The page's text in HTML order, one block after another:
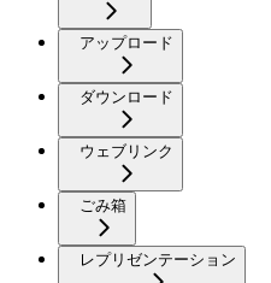
アップロード
ダウンロード
ウェブリンク
ごみ箱
レプリゼンテーション